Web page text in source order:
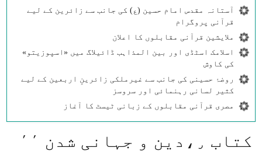
آستانہ مقدس امام حسین (ع) کی جانب سے زائرین کے لیے
قرآنی پروگرام
ملایشین قرآنی مقابلوں کا اعلان
اسلامک اسٹڈی اور بین المذاہب ڈائیلاگ میں «اسپوزیتو»
کی کاوش
روضۂ حسینی کی جانب سے غیرملکی زائرینِ اربعین کے لیے
کثیر لسانی رہنمائی اور سروسز
مصری قرآنی مقابلوں کے زبانی ٹیسٹ کا آغاز
كتاب ٫،دين و جہانی شدن ٬٬